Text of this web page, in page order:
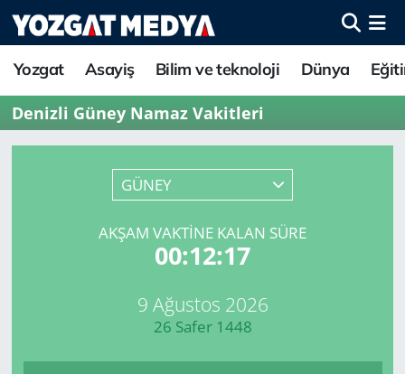
Yozgat Asayiş Bilim ve teknoloji Dünya
Denizli Güney Namaz Vakitleri
GÜNEY
AKŞAM VAKTINE KALAN SÜRE
00:12:17
9 Ağustos 2026
26 Safer 1448